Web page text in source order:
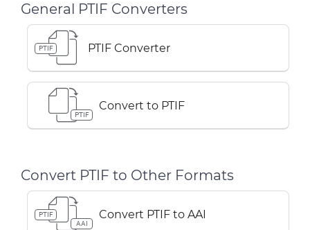
General PTIF Converters
PTIF PTIF Converter
PTIF
Convert to PTIF
Convert PTIF to Other Formats
PTIF
AAI
Convert PTIF to AAI